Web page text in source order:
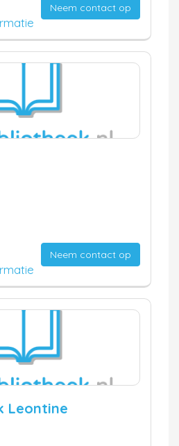
Neem contact op
Neem contact op
Leontine